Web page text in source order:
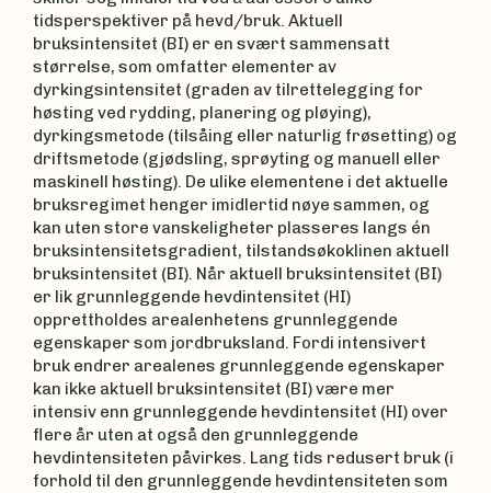
tidsperspektiver på hevd/bruk. Aktuell
bruksintensitet (BI) er en svært sammensatt
størrelse, som omfatter elementer av
dyrkingsintensitet (graden av tilrettelegging for
høsting ved rydding, planering og pløying),
dyrkingsmetode (tilsåing eller naturlig frøsetting) og
driftsmetode (gjødsling, sprøyting og manuell eller
maskinell høsting). De ulike elementene i det aktuelle
bruksregimet henger imidlertid nøye sammen, og
kan uten store vanskeligheter plasseres langs én
bruksintensitetsgradient, tilstandsøkoklinen aktuell
bruksintensitet (BI). Når aktuell bruksintensitet (BI)
er lik grunnleggende hevdintensitet (HI)
opprettholdes arealenhetens grunnleggende
egenskaper som jordbruksland. Fordi intensivert
bruk endrer arealenes grunnleggende egenskaper
kan ikke aktuell bruksintensitet (BI) være mer
intensiv enn grunnleggende hevdintensitet (HI) over
flere år uten at også den grunnleggende
hevdintensiteten påvirkes. Lang tids redusert bruk (i
forhold til den grunnleggende hevdintensiteten som